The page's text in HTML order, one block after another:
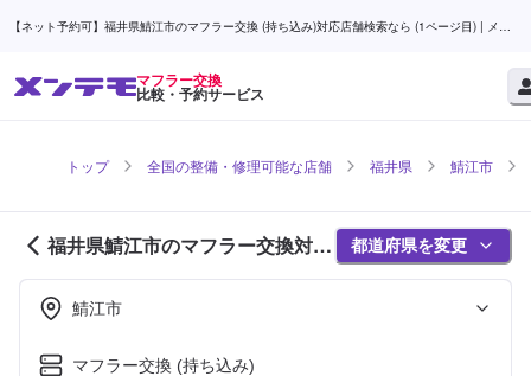
【ネット予約可】福井県鯖江市のマフラー交換 (持ち込み)対応店舗検索なら (1ページ目) | メン
マフラー交換
比較・予約サービス
トップ 全国の整備・修理可能な店舗 福井県 鯖江市
福井県鯖江市のマフラー交換対応
店舗紹介 (1ページ目)
都道府県を変更
鯖江市
マフラー交換 (持ち込み)